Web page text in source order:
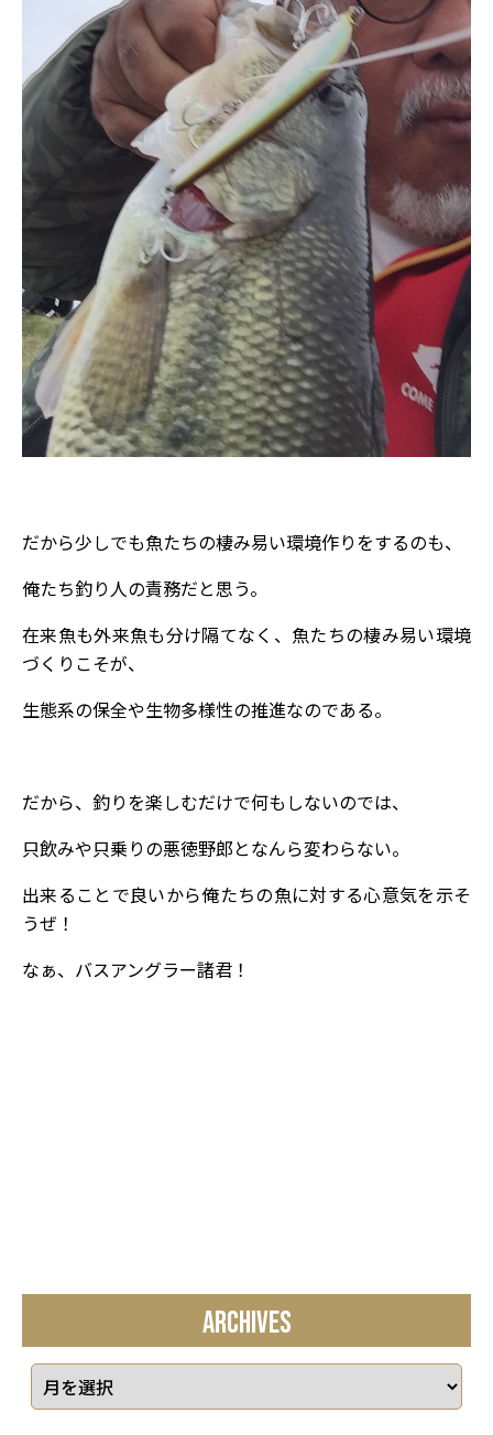
だから少しでも魚たちの棲み易い環境作りをするのも、
俺たち釣り人の責務だと思う。
在来魚も外来魚も分け隔てなく、魚たちの棲み易い環境
づくりこそが、
生態系の保全や生物多様性の推進なのである。
だから、釣りを楽しむだけで何もしないのでは、
只飲みや只乗りの悪徳野郎となんら変わらない。
出来ることで良いから俺たちの魚に対する心意気を示そ
うぜ！
なぁ、バスアングラー諸君！
ARCHIVES